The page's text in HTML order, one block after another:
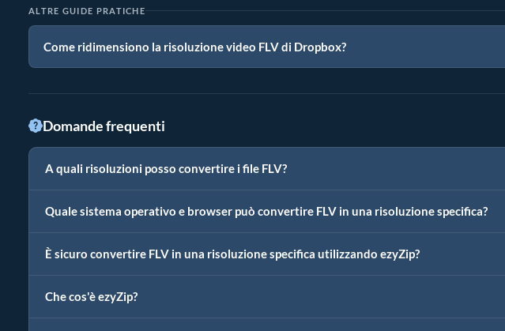
ALTRE GUIDE PRATICHE
Come ridimensiono la risoluzione video FLV di Dropbox?
Domande frequenti
A quali risoluzioni posso convertire i file FLV?
Quale sistema operativo e browser può convertire FLV in una risoluzione specifica?
È sicuro convertire FLV in una risoluzione specifica utilizzando ezyZip?
Che cos'è ezyZip?